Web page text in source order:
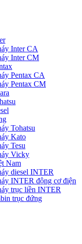
Inter CA
Inter CM
Pentax CA
Pentax CM
Tohatsu
Kato
Tesu
Vicky
Nam
diesel INTER
INTER động cơ điện
trục liền INTER
trục đứng